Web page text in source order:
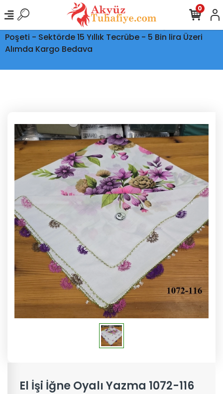
Ptt Kargo İle Tüm Türkiye'ye Teslimat - Şeffaf Kargo
Poşeti - Sektörde 15 Yıllık Tecrübe - 5 Bin lira Üzeri
Alımda Kargo Bedava
0
El İşi İğne Oyalı Yazma 1072-116